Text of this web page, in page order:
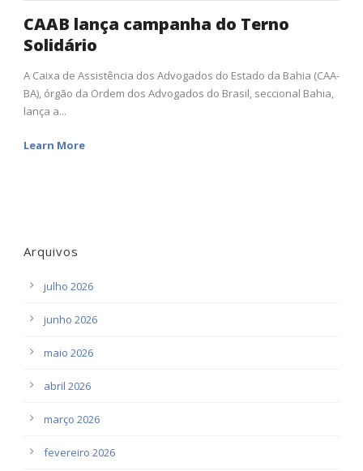
CAAB lança campanha do Terno
Solidário
A Caixa de Assistência dos Advogados do Estado da Bahia (CAA-
BA), órgão da Ordem dos Advogados do Brasil, seccional Bahia,
lança a...
Learn More
Arquivos
julho 2026
junho 2026
maio 2026
abril 2026
março 2026
fevereiro 2026